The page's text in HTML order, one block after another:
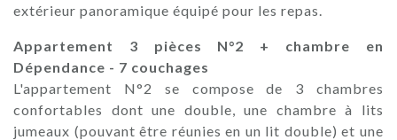
extérieur panoramique équipé pour les repas.
Appartement 3 pièces N°2 + chambre en
Dépendance - 7 couchages
L'appartement N°2 se compose de 3 chambres
confortables dont une double, une chambre à lits
jumeaux (pouvant être réunies en un lit double) et une